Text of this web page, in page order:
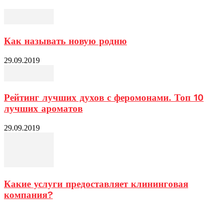
Как называть новую родню
29.09.2019
Рейтинг лучших духов с феромонами. Топ 10
лучших ароматов
29.09.2019
Какие услуги предоставляет клининговая
компания?